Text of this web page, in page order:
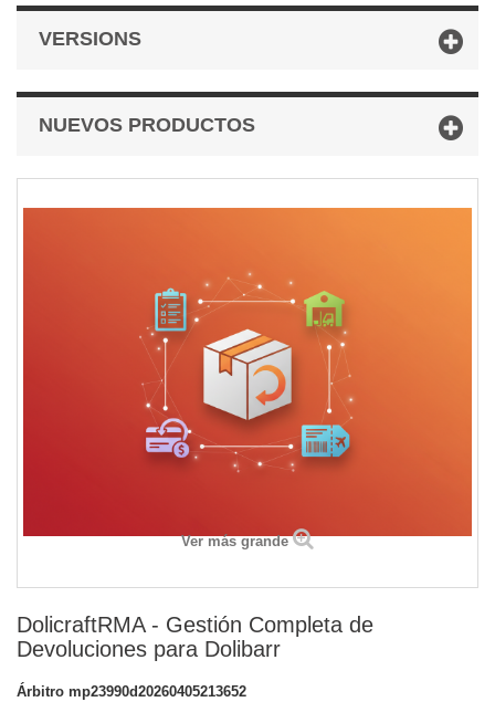
VERSIONS
NUEVOS PRODUCTOS
Ver más grande
DolicraftRMA - Gestión Completa de
Devoluciones para Dolibarr
Árbitro mp23990d20260405213652